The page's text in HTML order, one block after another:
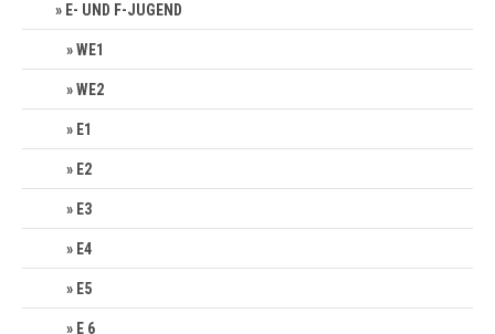
E- UND F-JUGEND
WE1
WE2
E1
E2
E3
E4
E5
E 6